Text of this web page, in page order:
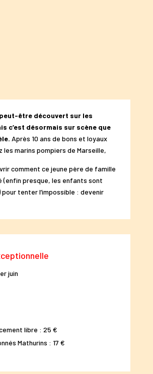
peut-être découvert sur les
c’est désormais sur scène que
Après 10 ans de bons et loyaux
les marins pompiers de Marseille,
comment ce jeune père de famille
(enfin presque, les enfants sont
tenter l’impossible : devenir
juin
libre : 25 €
Mathurins : 17 €